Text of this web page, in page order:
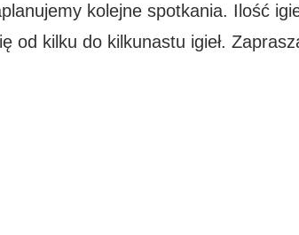
kolejne spotkania. Ilość
od kilku do kilkunastu igieł.